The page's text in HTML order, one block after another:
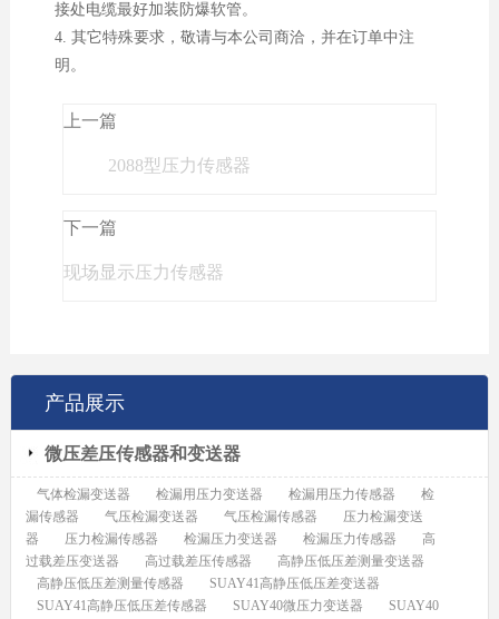
接处电缆最好加装防爆软管。
4. 其它特殊要求，敬请与本公司商洽，并在订单中注
明。
上一篇
2088型压力传感器
下一篇
现场显示压力传感器
产品展示
微压差压传感器和变送器
气体检漏变送器 检漏用压力变送器 检漏用压力传感器
检
漏传感器
气压检漏变送器 气压检漏传感器
压力检漏变送
器
压力检漏传感器 检漏压力变送器 检漏压力传感器
高
过载差压变送器
高过载差压传感器
高静压低压差测量变送器
高静压低压差测量传感器
SUAY41高静压低压差变送器
SUAY41高静压低压差传感器
SUAY40微压力变送器
SUAY40